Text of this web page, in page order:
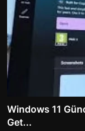
Windows 11
Get...